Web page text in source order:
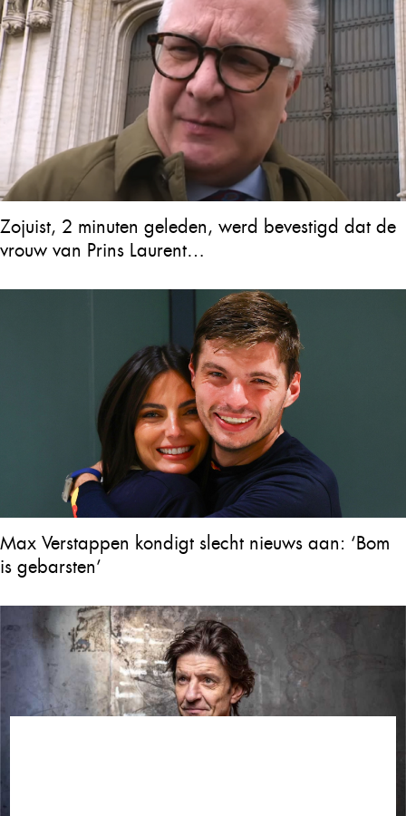
Zojuist, 2 minuten geleden, werd bevestigd dat de
vrouw van Prins Laurent…
Max Verstappen kondigt slecht nieuws aan: ‘Bom
is gebarsten’